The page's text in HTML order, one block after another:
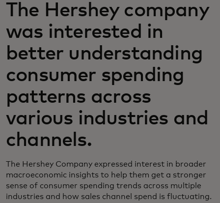
The Hershey company
was interested in
better understanding
consumer spending
patterns across
various industries and
channels.
The Hershey Company expressed interest in broader
macroeconomic insights to help them get a stronger
sense of consumer spending trends across multiple
industries and how sales channel spend is fluctuating.